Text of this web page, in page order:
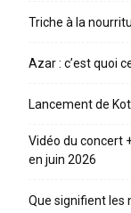
Triche à la
Azar : c’est quoi
Lancement de
Vidéo du concert
en juin 2026
Que signifient les